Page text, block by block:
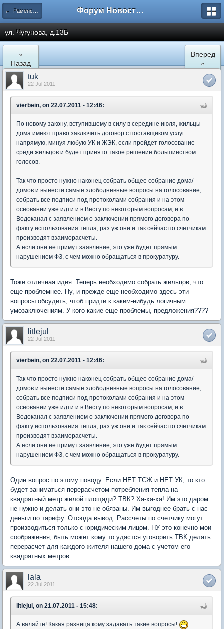
← Раменское Форум Новостройки
ул. Чугунова, д.13Б
«
Назад
Вперед
»
tuk
22 Jul 2011
vierbein, on 22.07.2011 - 12:46:
По новому закону, вступившему в силу в середине июля, жильцы
дома имеют право заключить договор с поставщиком услуг
напрямую, минуя любую УК и ЖЭК, если пройдет голосование
среди жильцов и будет принято такое решение большинством
голосов.
Так что просто нужно наконец собрать общее собрание дома/
домов и вынести самые злободневные вопросы на голосование,
собрать все подписи под протоколами собрания и на этом
основании уже идти и в Весту по некоторым вопросам, и в
Водоканал с заявлением о заключении прямого договора по
факту использования тепла, раз уж они и так сейчас по счетчикам
производят взаиморасчеты.
А если они не примут заявление, это уже будет прямым
нарушением ФЗ, с чем можно обращаться в прокуратуру.
Тоже отличная идея. Теперь необходимо собрать жильцов, что
еще проблемнее. Ну, и прежде еще необходимо здесь эти
вопросы обсудить, чтоб придти к каким-нибудь логичным
умозаключениям. У кого какие еще проблемы, предложения????
litlejul
22 Jul 2011
vierbein, on 22.07.2011 - 12:46:
Так что просто нужно наконец собрать общее собрание дома/
домов и вынести самые злободневные вопросы на голосование,
собрать все подписи под протоколами собрания и на этом
основании уже идти и в Весту по некоторым вопросам, и в
Водоканал с заявлением о заключении прямого договора по
факту использования тепла, раз уж они и так сейчас по счетчикам
производят взаиморасчеты.
А если они не примут заявление, это уже будет прямым
нарушением ФЗ, с чем можно обращаться в прокуратуру.
Один вопрос по этому поводу. Если НЕТ ТСЖ и НЕТ УК, то кто
будет заниматься перерасчетом потребления тепла на
квадратный метр жилой площади? ТВК? Ха-ха-ха! Им это даром
не нужно и делать они это не обязаны. Им выгоднее брать с нас
деньги по тарифу. Отсюда вывод. Рассчеты по счетчику могут
производиться только с юридическим лицом. НУ это конечно мои
соображения, быть может кому то удастся уговорить ТВК делать
перерасчет для каждого жителя нашего дома с учетом его
квадратных метров
lala
22 Jul 2011
litlejul, on 21.07.2011 - 15:48:
А валяйте! Какая разница кому задавать такие вопросы!